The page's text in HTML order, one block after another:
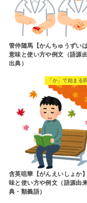
管仲随馬【かんちゅうずい
意味と使い方や例文（語源
出典）
「か」で始まる
含英咀華【がんえいしょか
味と使い方や例文（語源由
典・類義語）